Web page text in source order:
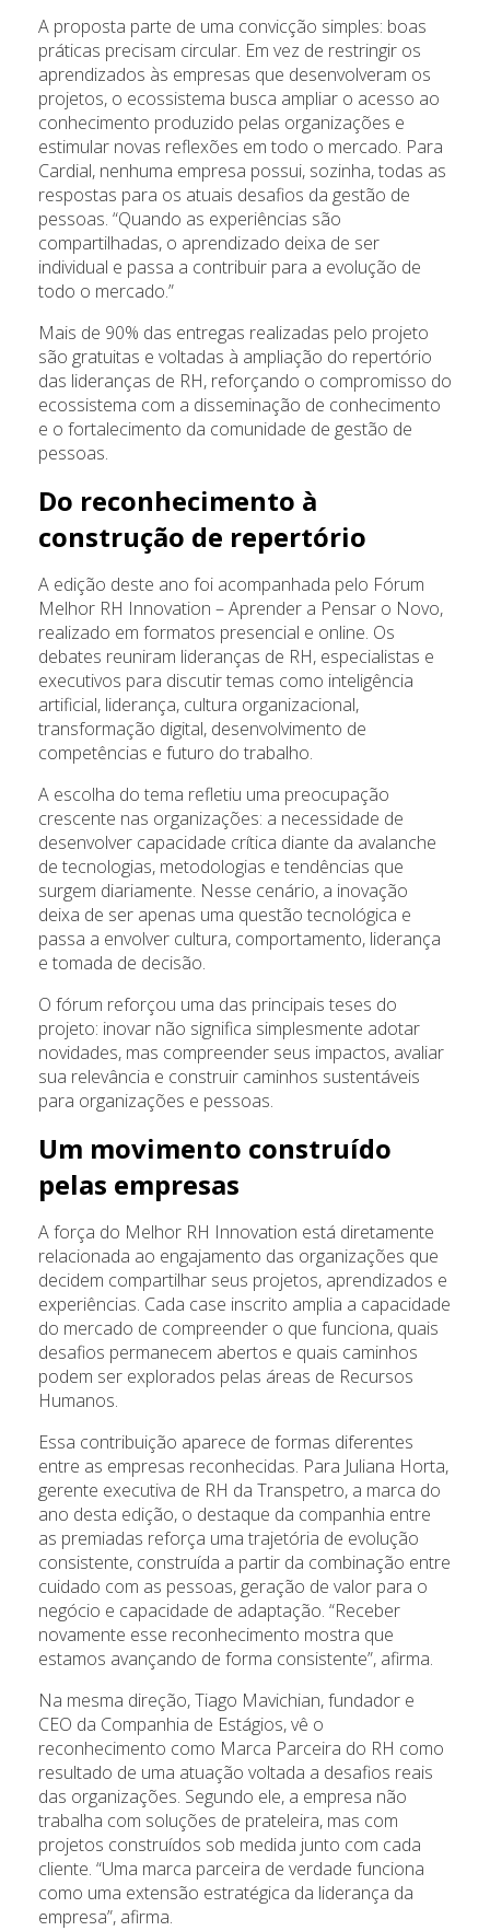
A proposta parte de uma convicção simples: boas
práticas precisam circular. Em vez de restringir os
aprendizados às empresas que desenvolveram os
projetos, o ecossistema busca ampliar o acesso ao
conhecimento produzido pelas organizações e
estimular novas reflexões em todo o mercado. Para
Cardial, nenhuma empresa possui, sozinha, todas as
respostas para os atuais desafios da gestão de
pessoas. “Quando as experiências são
compartilhadas, o aprendizado deixa de ser
individual e passa a contribuir para a evolução de
todo o mercado.”
Mais de 90% das entregas realizadas pelo projeto
são gratuitas e voltadas à ampliação do repertório
das lideranças de RH, reforçando o compromisso do
ecossistema com a disseminação de conhecimento
e o fortalecimento da comunidade de gestão de
pessoas.
Do reconhecimento à
construção de repertório
A edição deste ano foi acompanhada pelo Fórum
Melhor RH Innovation – Aprender a Pensar o Novo,
realizado em formatos presencial e online. Os
debates reuniram lideranças de RH, especialistas e
executivos para discutir temas como inteligência
artificial, liderança, cultura organizacional,
transformação digital, desenvolvimento de
competências e futuro do trabalho.
A escolha do tema refletiu uma preocupação
crescente nas organizações: a necessidade de
desenvolver capacidade crítica diante da avalanche
de tecnologias, metodologias e tendências que
surgem diariamente. Nesse cenário, a inovação
deixa de ser apenas uma questão tecnológica e
passa a envolver cultura, comportamento, liderança
e tomada de decisão.
O fórum reforçou uma das principais teses do
projeto: inovar não significa simplesmente adotar
novidades, mas compreender seus impactos, avaliar
sua relevância e construir caminhos sustentáveis
para organizações e pessoas.
Um movimento construído
pelas empresas
A força do Melhor RH Innovation está diretamente
relacionada ao engajamento das organizações que
decidem compartilhar seus projetos, aprendizados e
experiências. Cada case inscrito amplia a capacidade
do mercado de compreender o que funciona, quais
desafios permanecem abertos e quais caminhos
podem ser explorados pelas áreas de Recursos
Humanos.
Essa contribuição aparece de formas diferentes
entre as empresas reconhecidas. Para Juliana Horta,
gerente executiva de RH da Transpetro, a marca do
ano desta edição, o destaque da companhia entre
as premiadas reforça uma trajetória de evolução
consistente, construída a partir da combinação entre
cuidado com as pessoas, geração de valor para o
negócio e capacidade de adaptação. “Receber
novamente esse reconhecimento mostra que
estamos avançando de forma consistente”, afirma.
Na mesma direção, Tiago Mavichian, fundador e
CEO da Companhia de Estágios, vê o
reconhecimento como Marca Parceira do RH como
resultado de uma atuação voltada a desafios reais
das organizações. Segundo ele, a empresa não
trabalha com soluções de prateleira, mas com
projetos construídos sob medida junto com cada
cliente. “Uma marca parceira de verdade funciona
como uma extensão estratégica da liderança da
empresa”, afirma.